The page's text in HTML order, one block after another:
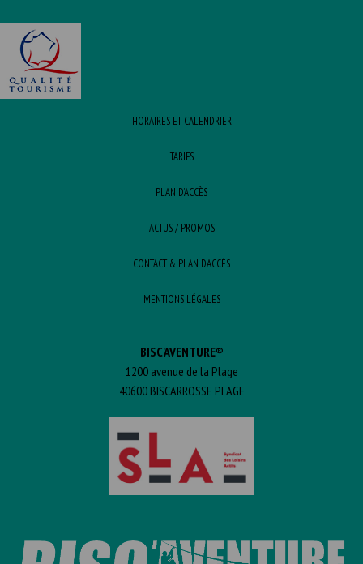
HORAIRES ET CALENDRIER
TARIFS
PLAN D’ACCÈS
ACTUS / PROMOS
CONTACT & PLAN D’ACCÈS
MENTIONS LÉGALES
BISC'AVENTURE®
1200 avenue de la Plage
40600 BISCARROSSE PLAGE